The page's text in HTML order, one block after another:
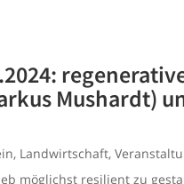
Mushardt)
, Landwirtschaft,
möglichst resilient zu